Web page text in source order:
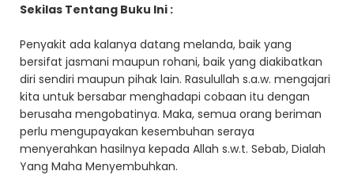
Sekilas Tentang Buku Ini :
Penyakit ada kalanya datang melanda, baik yang
bersifat jasmani maupun rohani, baik yang diakibatkan
diri sendiri maupun pihak lain. Rasulullah s.a.w. mengajari
kita untuk bersabar menghadapi cobaan itu dengan
berusaha mengobatinya. Maka, semua orang beriman
perlu mengupayakan kesembuhan seraya
menyerahkan hasilnya kepada Allah s.w.t. Sebab, Dialah
Yang Maha Menyembuhkan.